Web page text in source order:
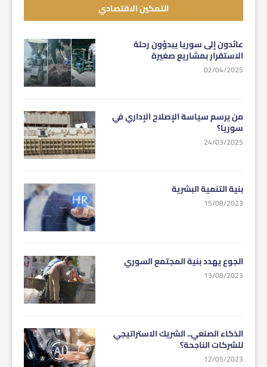
التمكين الاقتصادي
عائدون إلى سوريا يبدؤون رحلة
الاستقرار بمشاريع صغيرة
02/04/2025
من يرسم سياسة الإصلاح الإداري في
سوريا؟
24/03/2025
بنية التنمية البشرية
15/08/2023
الجوع يهدد بنية المجتمع السوري
13/08/2023
الذكاء الصنعي.. الشريك الاستراتيجي
للشركات الناجحة؟
12/05/2023